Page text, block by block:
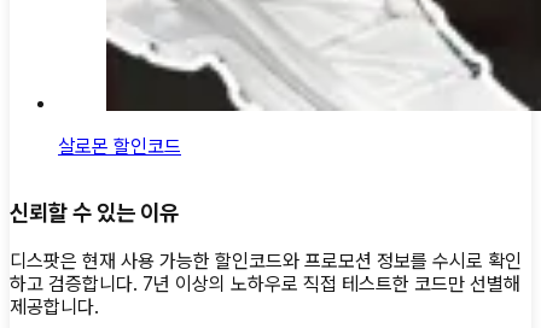
살로몬 할인코드
신뢰할 수 있는 이유
디스팟은 현재 사용 가능한 할인코드와 프로모션 정보를 수시로 확인
하고 검증합니다. 7년 이상의 노하우로 직접 테스트한 코드만 선별해
제공합니다.